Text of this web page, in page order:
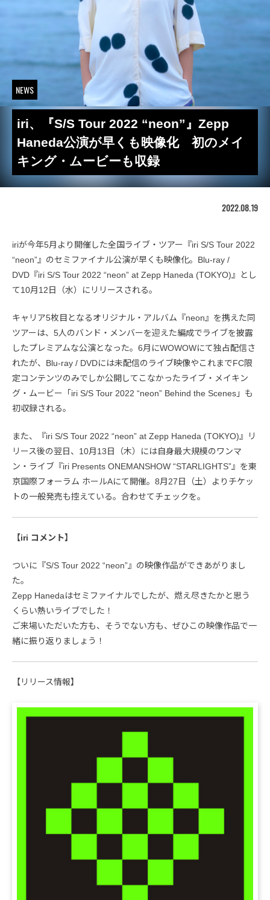
NEWS
iri、『S/S Tour 2022 “neon”』Zepp
Haneda公演が早くも映像化 初のメイ
キング・ムービーも収録
2022.08.19
iriが今年5月より開催した全国ライブ・ツアー『iri S/S Tour 2022
“neon”』のセミファイナル公演が早くも映像化。Blu-ray /
DVD『iri S/S Tour 2022 “neon” at Zepp Haneda (TOKYO)』とし
て10月12日（水）にリリースされる。
キャリア5枚目となるオリジナル・アルバム『neon』を携えた同
ツアーは、5人のバンド・メンバーを迎えた編成でライブを披露
したプレミアムな公演となった。6月にWOWOWにて独占配信さ
れたが、Blu-ray / DVDには未配信のライブ映像やこれまでFC限
定コンテンツのみでしか公開してこなかったライブ・メイキン
グ・ムービー「iri S/S Tour 2022 “neon” Behind the Scenes」も
初収録される。
また、『iri S/S Tour 2022 “neon” at Zepp Haneda (TOKYO)』リ
リース後の翌日、10月13日（木）には自身最大規模のワンマ
ン・ライブ『iri Presents ONEMANSHOW “STARLIGHTS”』を東
京国際フォーラム ホールAにて開催。8月27日（土）よりチケッ
トの一般発売も控えている。合わせてチェックを。
【iri コメント】
ついに『S/S Tour 2022 “neon”』の映像作品ができあがりまし
た。
Zepp Hanedaはセミファイナルでしたが、燃え尽きたかと思う
くらい熱いライブでした！
ご来場いただいた方も、そうでない方も、ぜひこの映像作品で一
緒に振り返りましょう！
【リリース情報】